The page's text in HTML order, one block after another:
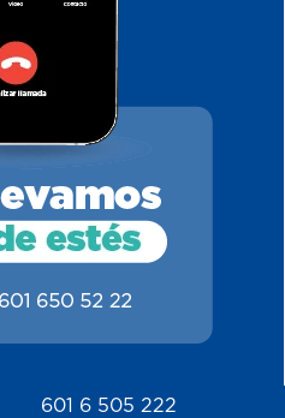
601 6 505 222